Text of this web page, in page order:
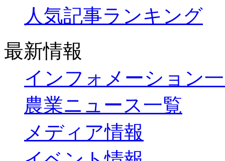
人気記事ランキング
最新情報
インフォメーション
農業ニュース一覧
メディア情報